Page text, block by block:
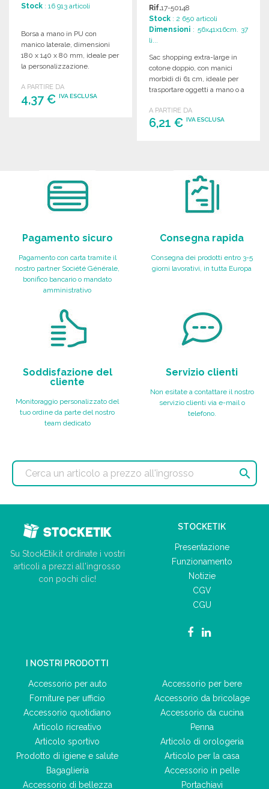
Stock : 16 913 articoli
Borsa a mano in PU con
manico laterale, dimensioni
180 x 140 x 80 mm, ideale per
la personalizzazione.
A PARTIRE DA
4,37 € IVA ESCLUSA
Rif.17-50148
Stock : 2 650 articoli
Dimensioni : 56x41x16cm. 37
li...
Sac shopping extra-large in
cotone doppio, con manici
morbidi di 61 cm, ideale per
trasportare oggetti a mano o a
A PARTIRE DA
6,21 €IVA ESCLUSA
Pagamento sicuro
Pagamento con carta tramite il
nostro partner Société Générale,
bonifico bancario o mandato
amministrativo
Consegna rapida
Consegna dei prodotti entro 3-5
giorni lavorativi, in tutta Europa
Soddisfazione del
cliente
Monitoraggio personalizzato del
tuo ordine da parte del nostro
team dedicato
Servizio clienti
Non esitate a contattare il nostro
servizio clienti via e-mail o
telefono.

Su StockEtik.it ordinate i vostri
articoli a prezzi all'ingrosso
con pochi clic!
STOCKETIK
Presentazione
Funzionamento
Notizie
CGV
CGU
I NOSTRI PRODOTTI
Accessorio per auto
Forniture per ufficio
Accessorio quotidiano
Articolo ricreativo
Articolo sportivo
Prodotto di igiene e salute
Bagaglieria
Accessorio di bellezza
Accessorio per bere
Accessorio da bricolage
Accessorio da cucina
Penna
Articolo di orologeria
Articolo per la casa
Accessorio in pelle
Portachiavi